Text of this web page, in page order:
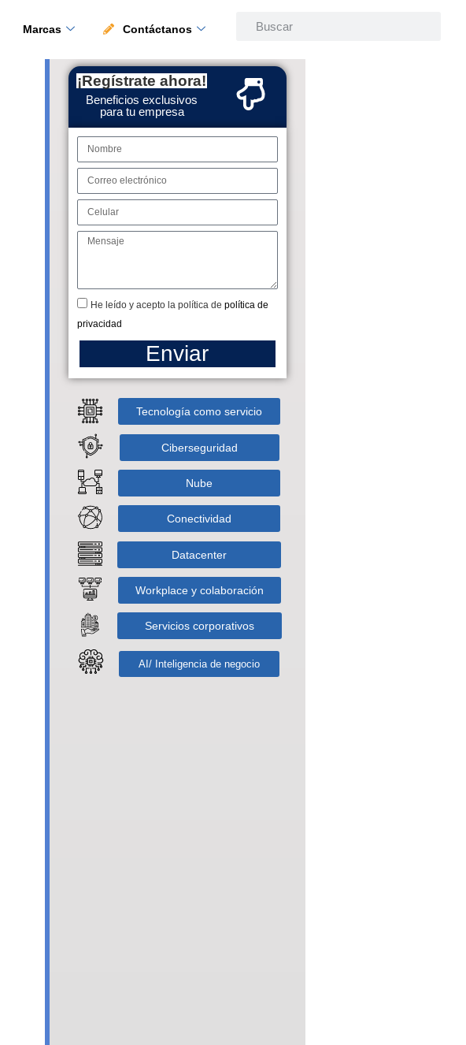
Marcas Contáctanos
¡Regístrate ahora!
Beneficios exclusivos
para tu empresa
He leído y acepto la política de política de
privacidad
Enviar
Tecnología como servicio
Ciberseguridad
Nube
Conectividad
Datacenter
Workplace y colaboración
Servicios corporativos
AI/ Inteligencia de negocio